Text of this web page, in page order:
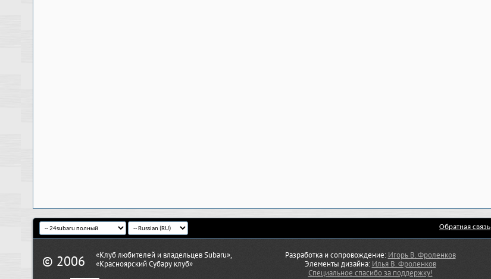
Обратная связь
© 2006
«Клуб любителей и владельцев Subaru»,
«Красноярский Субару клуб»
Разработка и сопровождение: Игорь В. Фроленков
Элементы дизайна: Илья В. Фроленков
Специальное спасибо за поддержку!